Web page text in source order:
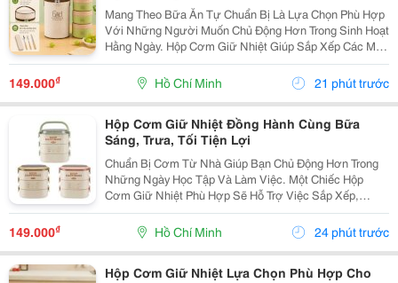
Mang Theo Bữa Ăn Tự Chuẩn Bị Là Lựa Chọn Phù Hợp
Với Những Người Muốn Chủ Động Hơn Trong Sinh Hoạt
Hằng Ngày. Hộp Cơm Giữ Nhiệt Giúp Sắp Xếp Các Món
Ăn Gọn Gàng, Thuận Tiện Mang Đến Trường, Văn
Phòng Hoặc Sử Dụng Trong Những Chuyến Đi. Chọn
Hộp Cơm...
149.000₫ Hồ Chí Minh 21 phút trước
Hộp Cơm Giữ Nhiệt Đồng Hành Cùng Bữa
Sáng, Trưa, Tối Tiện Lợi
Chuẩn Bị Cơm Từ Nhà Giúp Bạn Chủ Động Hơn Trong
Những Ngày Học Tập Và Làm Việc. Một Chiếc Hộp
Cơm Giữ Nhiệt Phù Hợp Sẽ Hỗ Trợ Việc Sắp Xếp,
Mang Theo Và Sử Dụng Bữa Ăn Thuận Tiện Hơn, Đặc
Biệt Với Những Người Thường Xuyên Ăn Trưa Bên
Ngoài. Chọn...
149.000₫ Hồ Chí Minh 24 phút trước
Hộp Cơm Giữ Nhiệt Lựa Chọn Phù Hợp Cho